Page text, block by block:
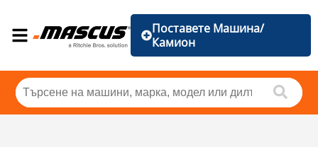
Поставете Машина/
Камион